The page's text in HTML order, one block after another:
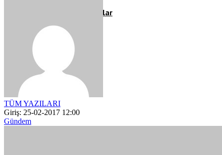
Resmi İlanlar
TÜM YAZILARI
Giriş: 25-02-2017 12:00
Gündem